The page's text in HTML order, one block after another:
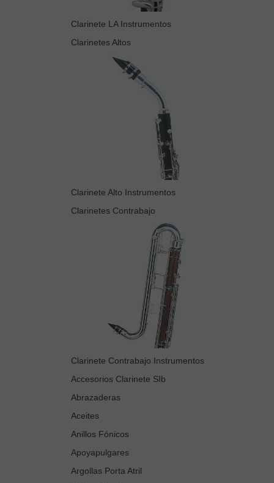
Clarinete LA Instrumentos
Clarinetes Altos
Clarinete Alto Instrumentos
Clarinetes Contrabajo
Clarinete Contrabajo Instrumentos
Accesorios Clarinete SIb
Abrazaderas
Aceites
Anillos Fónicos
Apoyapulgares
Argollas Porta Atril